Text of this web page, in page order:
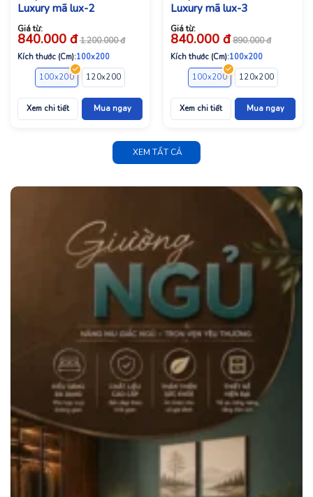
Luxury mã lux-2
Giá từ:
840.000 đ 1.200.000đ
Kích thước (Cm):100x200
100x200
120x200 160x200 180x200
Xem chi tiết Mua ngay
Luxury mã lux-3
Giá từ:
840.000 đ 890.000đ
Kích thước (Cm):100x200
100x200
120x200
Xem chi tiết Mua ngay
XEM TẤT CẢ